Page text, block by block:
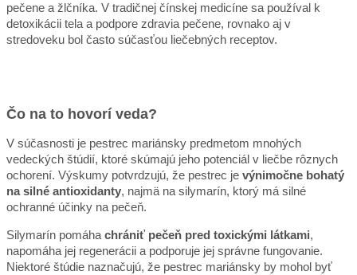
pečene a žlčníka. V tradičnej čínskej medicíne sa používal k
detoxikácii tela a podpore zdravia pečene, rovnako aj v
stredoveku bol často súčasťou liečebných receptov.
Čo na to hovorí veda?
V súčasnosti je pestrec mariánsky predmetom mnohých
vedeckých štúdií, ktoré skúmajú jeho potenciál v liečbe rôznych
ochorení. Výskumy potvrdzujú, že pestrec je výnimočne bohatý
na silné antioxidanty, najmä na silymarín, ktorý má silné
ochranné účinky na pečeň.
Silymarín pomáha chrániť pečeň pred toxickými látkami,
napomáha jej regenerácii a podporuje jej správne fungovanie.
Niektoré štúdie naznačujú, že pestrec mariánsky by mohol byť